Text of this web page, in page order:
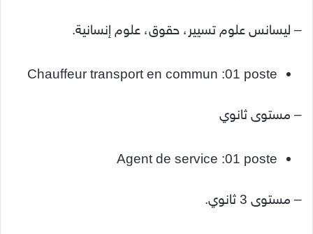
– ليسانس علوم تسيير، حقوق، علوم إنسانية.
Chauffeur transport en commun :01 poste
– مستوى ثانوي
Agent de service :01 poste
– مستوى 3 ثانوي.